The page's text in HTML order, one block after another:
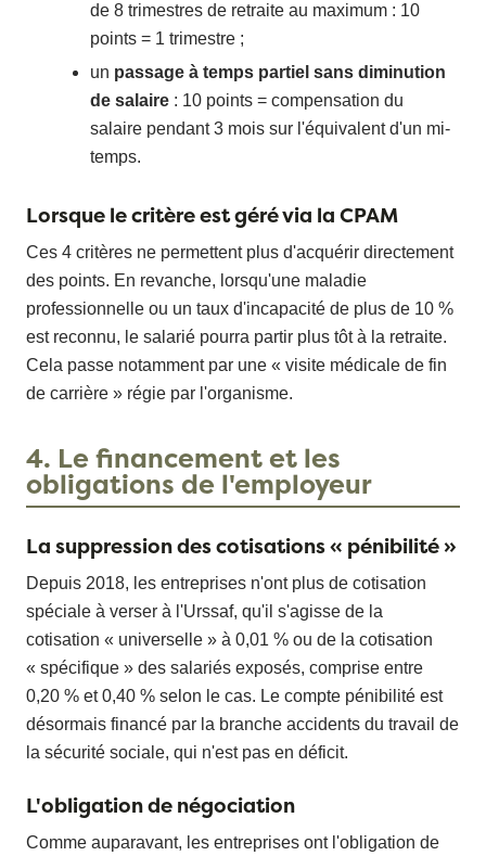
de 8 trimestres de retraite au maximum : 10
points = 1 trimestre ;
un passage à temps partiel sans diminution
de salaire : 10 points = compensation du
salaire pendant 3 mois sur l'équivalent d'un mi-
temps.
Lorsque le critère est géré via la CPAM
Ces 4 critères ne permettent plus d'acquérir directement
des points. En revanche, lorsqu'une maladie
professionnelle ou un taux d'incapacité de plus de 10 %
est reconnu, le salarié pourra partir plus tôt à la retraite.
Cela passe notamment par une « visite médicale de fin
de carrière » régie par l'organisme.
4. Le financement et les
obligations de l'employeur
La suppression des cotisations « pénibilité »
Depuis 2018, les entreprises n'ont plus de cotisation
spéciale à verser à l'Urssaf, qu'il s'agisse de la
cotisation « universelle » à 0,01 % ou de la cotisation
« spécifique » des salariés exposés, comprise entre
0,20 % et 0,40 % selon le cas. Le compte pénibilité est
désormais financé par la branche accidents du travail de
la sécurité sociale, qui n'est pas en déficit.
L'obligation de négociation
Comme auparavant, les entreprises ont l'obligation de